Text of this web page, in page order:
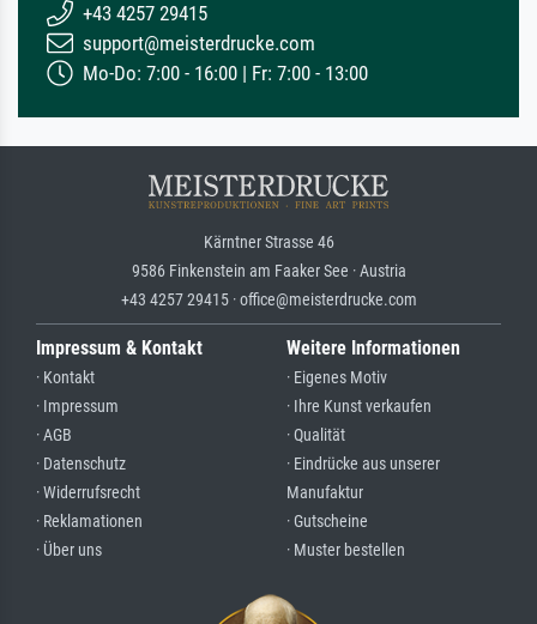
+43 4257 29415
support@meisterdrucke.com
Mo-Do: 7:00 - 16:00 | Fr: 7:00 - 13:00
Kärntner Strasse 46
9586 Finkenstein am Faaker See · Austria
+43 4257 29415 · office@meisterdrucke.com
Impressum & Kontakt
· Kontakt
· Impressum
· AGB
· Datenschutz
· Widerrufsrecht
· Reklamationen
· Über uns
Weitere Informationen
· Eigenes Motiv
· Ihre Kunst verkaufen
· Qualität
· Eindrücke aus unserer
Manufaktur
· Gutscheine
· Muster bestellen